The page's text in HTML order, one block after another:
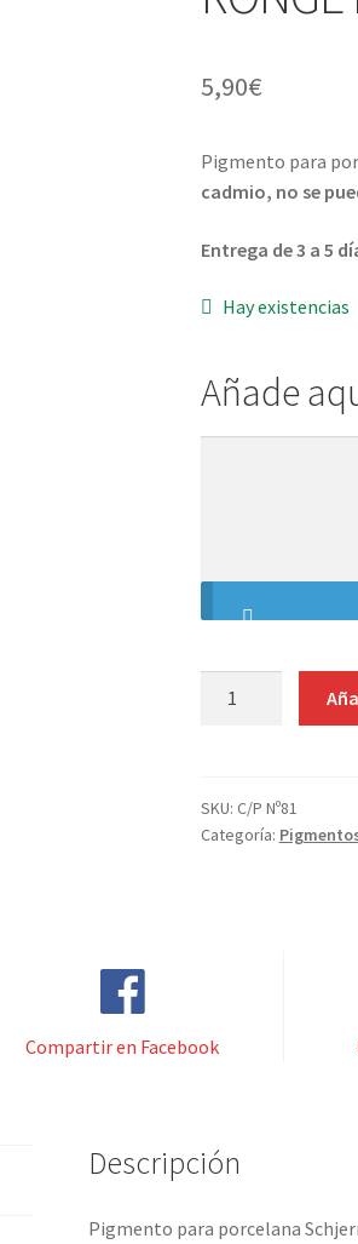
5,90€
Pigmento para
cadmio, no se
Entrega de 3 a 5
Hay existencias
Añade
FONCE
cantidad
SKU: C/P Nº81
Categoría:
Compartir en Facebook
Descripción
Pigmento para porcelana